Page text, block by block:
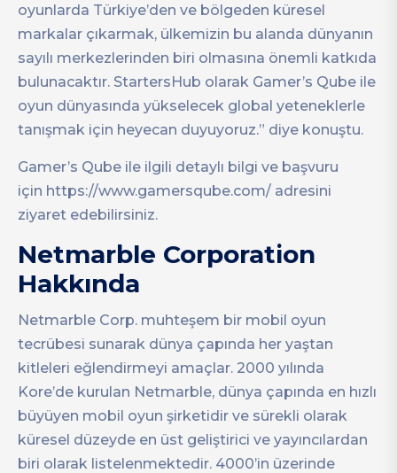
oyunlarda Türkiye’den ve bölgeden küresel
markalar çıkarmak, ülkemizin bu alanda dünyanın
sayılı merkezlerinden biri olmasına önemli katkıda
bulunacaktır. StartersHub olarak Gamer’s Qube ile
oyun dünyasında yükselecek global yeteneklerle
tanışmak için heyecan duyuyoruz.” diye konuştu.
Gamer’s Qube ile ilgili detaylı bilgi ve başvuru
için https://www.gamersqube.com/ adresini
ziyaret edebilirsiniz.
Netmarble Corporation
Hakkında
Netmarble Corp. muhteşem bir mobil oyun
tecrübesi sunarak dünya çapında her yaştan
kitleleri eğlendirmeyi amaçlar. 2000 yılında
Kore’de kurulan Netmarble, dünya çapında en hızlı
büyüyen mobil oyun şirketidir ve sürekli olarak
küresel düzeyde en üst geliştirici ve yayıncılardan
biri olarak listelenmektedir. 4000’in üzerinde